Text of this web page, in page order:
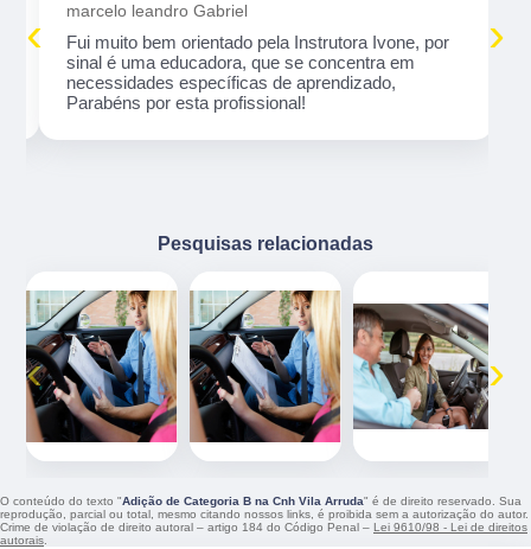
marcelo leandro Gabriel
Fui muito bem orientado pela Instrutora Ivone, por
sinal é uma educadora, que se concentra em
necessidades específicas de aprendizado,
Parabéns por esta profissional!
‹ ›
Pesquisas relacionadas
‹ ›
O conteúdo do texto "Adição de Categoria B na Cnh Vila Arruda" é de direito reservado. Sua
reprodução, parcial ou total, mesmo citando nossos links, é proibida sem a autorização do autor.
Crime de violação de direito autoral – artigo 184 do Código Penal – Lei 9610/98 - Lei de direitos
autorais